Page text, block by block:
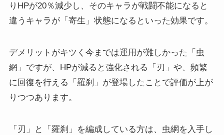
りHPが20％減少し、そのキャラが戦闘不能になると
違うキャラが「寄生」状態になるといった効果です。
デメリットがキツく今までは運用が難しかった「虫
網」ですが、HPが減ると強化される「刃」や、頻繁
に回復を行える「羅刹」が登場したことで評価が上が
りつつあります。
「刃」と「羅刹」を編成している方は、虫網を入手し